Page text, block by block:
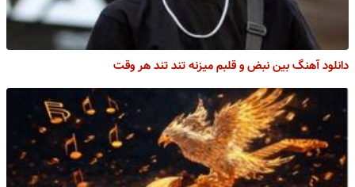
دانلود آهنگ بین نبض و قلبم میزنه تند تند هر وقت